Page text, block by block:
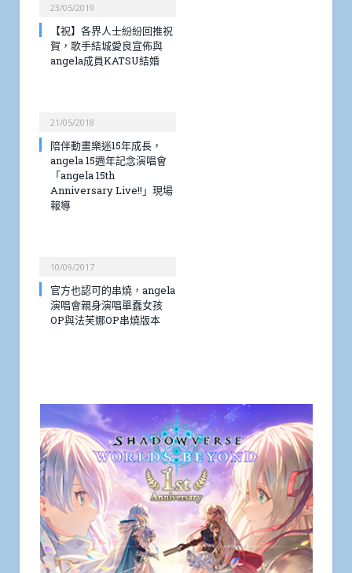
23/05/2019
【祝】各界人士紛紛回推祝
賀，歌手結城愛良宣佈與
angela成員KATSU結婚
21/05/2018
陪伴動畫樂迷15年成長，
angela 15週年記念演唱會
「angela 15th
Anniversary Live!!」現場
報導
10/09/2017
官方也認可的串燒，angela
演唱會親身演唱單蠢女孩
OP與法芙娜OP串燒版本